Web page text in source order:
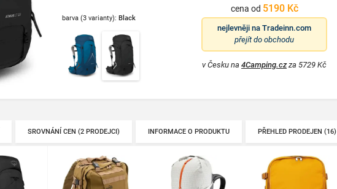
barva (3 varianty):Black
cena od 5190 Kč
nejlevněji na Tradeinn.com
přejít do obchodu
v Česku na 4Camping.czza 5729 Kč
SROVNÁNÍ CEN (2 PRODEJCI) INFORMACE O PRODUKTU PŘEHLED PRODEJEN (16)